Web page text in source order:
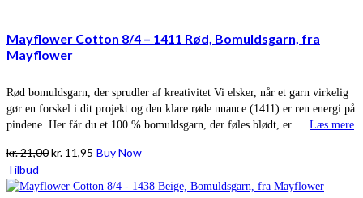
Mayflower Cotton 8/4 – 1411 Rød, Bomuldsgarn, fra
Mayflower
Rød bomuldsgarn, der sprudler af kreativitet Vi elsker, når et garn virkelig
gør en forskel i dit projekt og den klare røde nuance (1411) er ren energi på
pindene. Her får du et 100 % bomuldsgarn, der føles blødt, er … Læs mere
kr.21,00Den
pris
kr. 11,95 Den
pris
Buy Now
Tilbud